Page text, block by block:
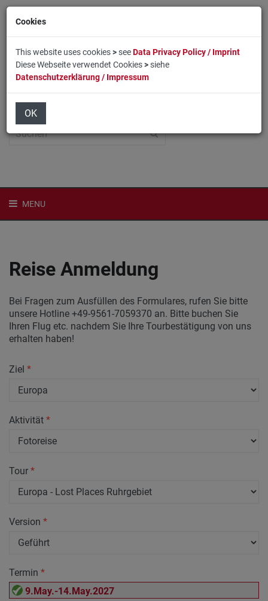
Home
MENU
Reise Anmeldung
Bei Fragen zum Ausfüllen des Formulares, rufen Sie bitte
unsere Hotline +49-9561-7059370 an. Bitte buchen Sie
Ihren Flug etc. nachdem Sie Ihre Tourbestätigung von uns
erhalten haben!
Ziel *
Aktivität *
Tour *
Version *
Termin *
9.May.-14.May.2027
Cookies
This website uses cookies>seeData Privacy Policy / Imprint
Diese Webseite verwendet Cookies>siehe
Datenschutzerklärung / Impressum
OK